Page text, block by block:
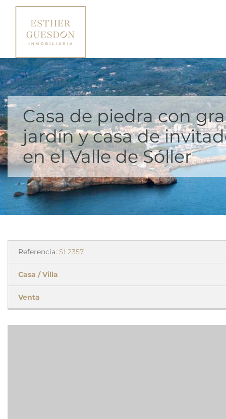
Casa de piedra con
jardín y casa de
en el Valle de Sóller
Referencia: SL2357
Casa / Villa
Venta